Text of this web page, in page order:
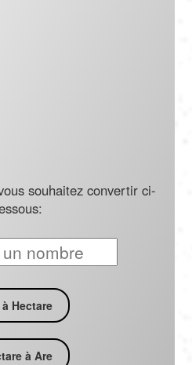
souhaitez convertir ci-
Hectare
à Are